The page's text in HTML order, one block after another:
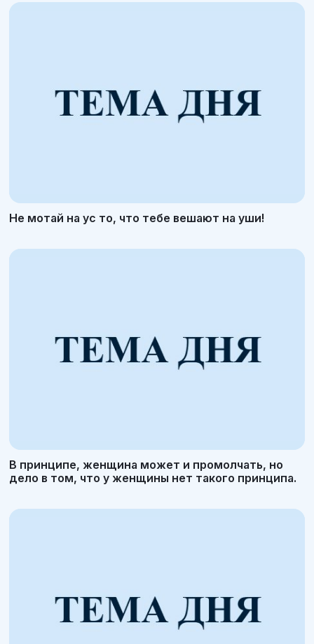
Не мотай на ус то, что тебе вешают на уши!
В принципе, женщина может и промолчать, но
дело в том, что у женщины нет такого принципа.